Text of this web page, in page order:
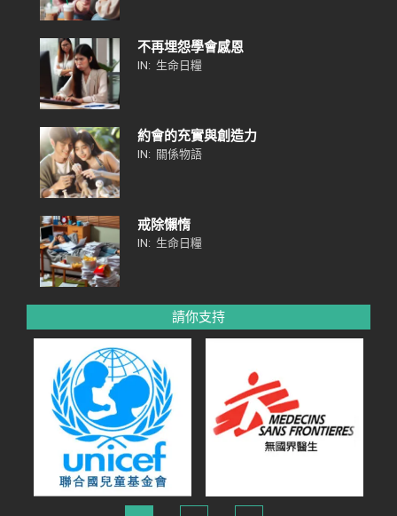
不再埋怨學會感恩
IN: 生命日糧
約會的充實與創造力
IN: 關係物語
戒除懶惰
IN: 生命日糧
請你支持